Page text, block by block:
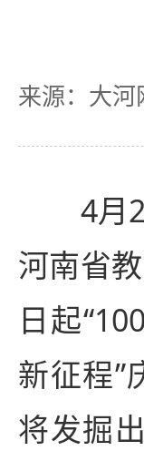
来源：大河
4月25
河南省
日起
新征程”
将发掘